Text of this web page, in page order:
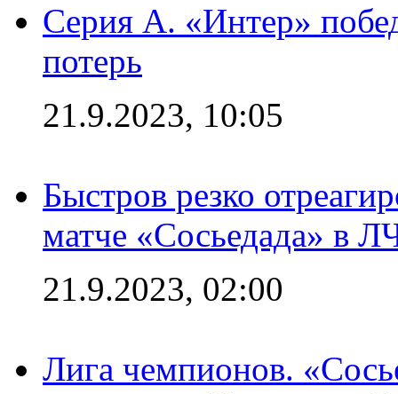
Серия А. «Интер»
потерь
21.9.2023, 10:05
Быстров резко
матче «Сосьедада» в
21.9.2023, 02:00
Лига чемпионов.